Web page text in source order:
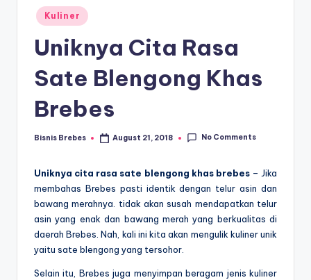
Posted
in
Kuliner
Uniknya Cita Rasa
Sate Blengong Khas
Brebes
Posted
Bisnis Brebes August 21, 2018 No Comments
Uniknya cita rasa sate blengong khas brebes– Jika
membahas Brebes pasti identik dengan telur asin dan
bawang merahnya. tidak akan susah mendapatkan telur
asin yang enak dan bawang merah yang berkualitas di
daerah Brebes. Nah, kali ini kita akan mengulik kuliner unik
yaitu sate blengong yang tersohor.
Selain itu, Brebes juga menyimpan beragam jenis kuliner